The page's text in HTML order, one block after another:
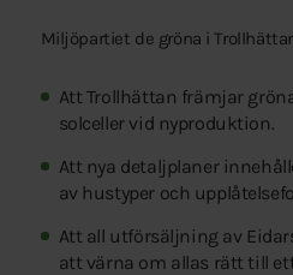
Miljöpartiet de gröna i
Att Trollhättan främjar
solceller vid nyproduktion.
Att nya detaljplaner
av hustyper och
Att all utförsäljning av
att värna om allas rätt till